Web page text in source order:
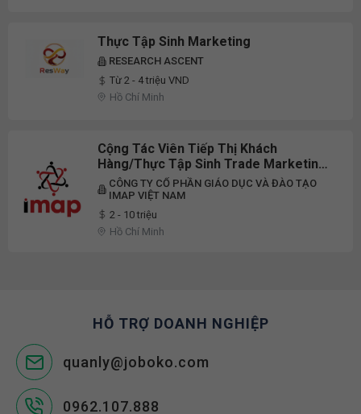
Thực Tập Sinh Marketing
RESEARCH ASCENT
Từ 2 - 4 triệu VND
Hồ Chí Minh
Cộng Tác Viên Tiếp Thị Khách
Hàng/Thực Tập Sinh Trade Marketing
Đi Thị Trường
CÔNG TY CỔ PHẦN GIÁO DỤC VÀ ĐÀO TẠO
IMAP VIỆT NAM
2 - 10 triệu
Hồ Chí Minh
HỖ TRỢ DOANH NGHIỆP
quanly@joboko.com
0962.107.888